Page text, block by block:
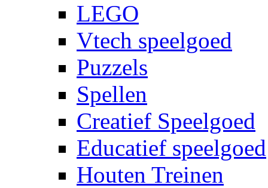
LEGO
Vtech speelgoed
Puzzels
Spellen
Creatief Speelgoed
Educatief speelgoed
Houten Treinen